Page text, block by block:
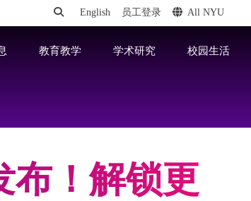
English 员工登录 All NYU
教育教学 学术研究 校园生活
！解锁更